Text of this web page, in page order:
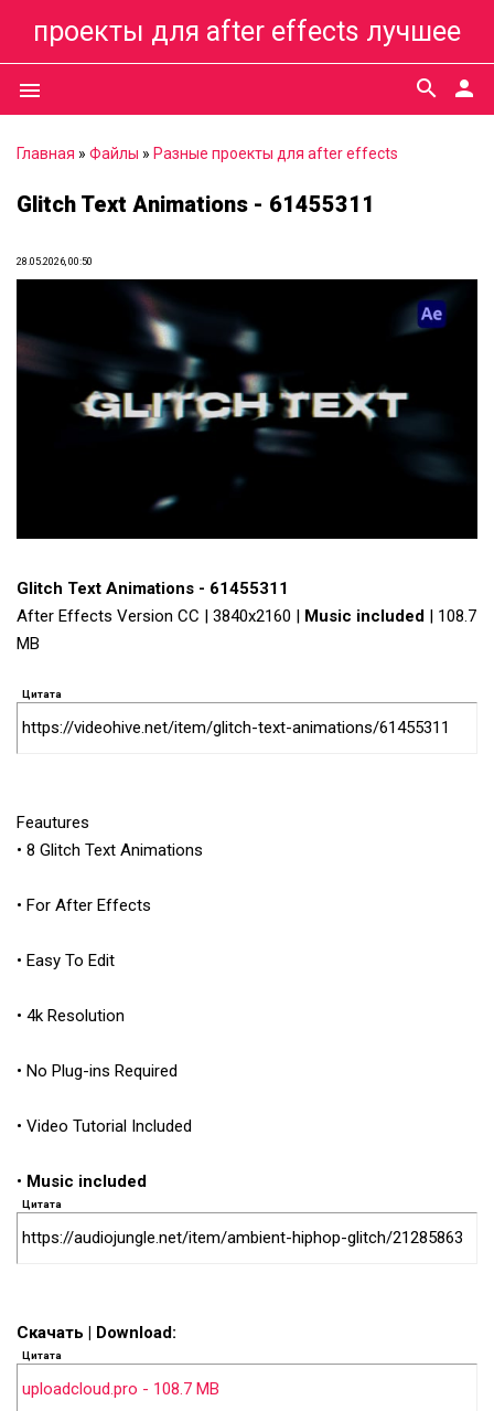
проекты для after effects лучшее
menu person
search
Главная » Файлы » Разные проекты для after effects
Glitch Text Animations - 61455311
28.05.2026, 00:50
Glitch Text Animations - 61455311
After Effects Version CC | 3840x2160 | Music included | 108.7
MB
Цитата
https://videohive.net/item/glitch-text-animations/61455311
Feautures
• 8 Glitch Text Animations
• For After Effects
• Easy To Edit
• 4k Resolution
• No Plug-ins Required
• Video Tutorial Included
• Music included
Цитата
https://audiojungle.net/item/ambient-hiphop-glitch/21285863
Скачать | Download:
Цитата
uploadcloud.pro - 108.7 MB